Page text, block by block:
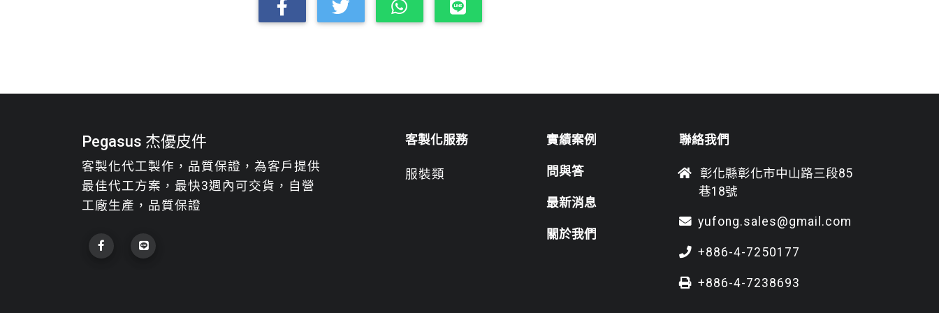
Pegasus 杰優皮件
客製化代工製作，品質保證，為客戶提供
最佳代工方案，最快3週內可交貨，自營
工廠生產，品質保證
客製化服務
服裝類
實績案例
問與答
最新消息
關於我們
聯絡我們
彰化縣彰化市中山路三段85
巷18號
yufong.sales@gmail.com
+886-4-7250177
+886-4-7238693